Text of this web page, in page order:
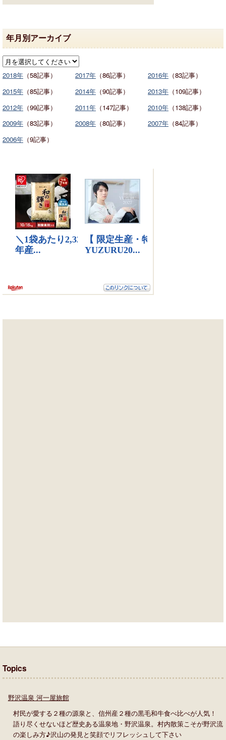
年月別アーカイブ
2018年 （58記事） 2017年 （86記事） 2016年 （83記事）
2015年 （85記事） 2014年 （90記事） 2013年 （109記事）
2012年 （99記事） 2011年 （147記事） 2010年 （138記事）
2009年 （83記事） 2008年 （80記事） 2007年 （84記事）
2006年 （9記事）
Topics
野沢温泉 河一屋旅館
村民が愛する２種の源泉と、信州産２種の黒毛和牛食べ比べが人気！
語り尽くせないほど歴史ある温泉地・野沢温泉。村内散策こそが野沢流
の楽しみ方♪沢山の発見と笑顔でリフレッシュして下さい